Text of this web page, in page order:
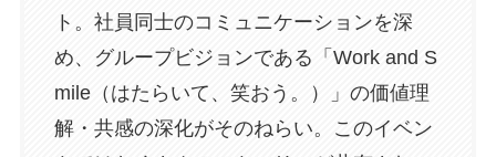
ト。社員同士のコミュニケーションを深
め、グループビジョンである「Work and S
mile（はたらいて、笑おう。）」の価値理
解・共感の深化がそのねらい。このイベン